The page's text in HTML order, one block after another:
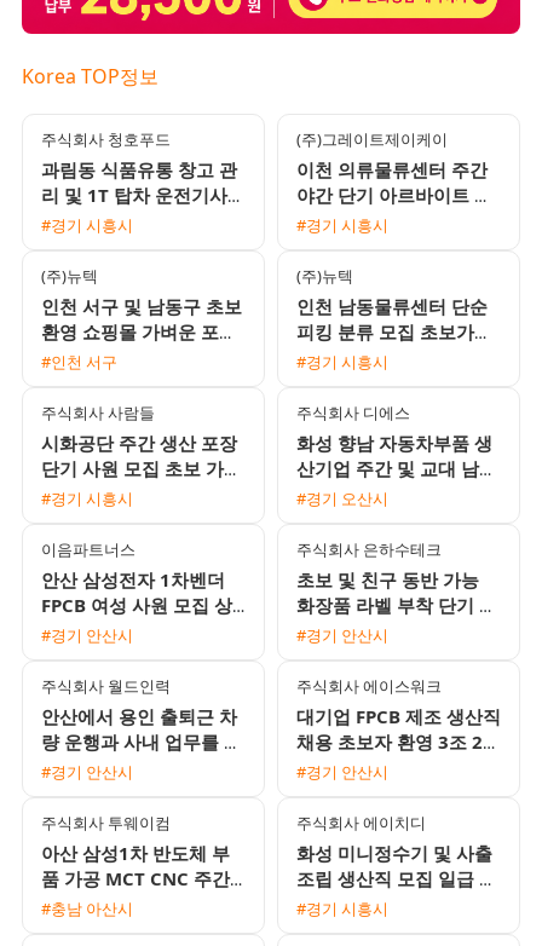
Korea TOP정보
주식회사 청호푸드
과림동 식품유통 창고 관
리 및 1T 탑차 운전기사
채용
#경기 시흥시
(주)그레이트제이케이
이천 의류물류센터 주간
야간 단기 아르바이트 모
집
#경기 시흥시
(주)뉴텍
인천 서구 및 남동구 초보
환영 쇼핑몰 가벼운 포장
및 라벨 부착 단순 업무
#인천 서구
(주)뉴텍
인천 남동물류센터 단순
피킹 분류 모집 초보가능
익일지급 프로모션 진행
#경기 시흥시
주식회사 사람들
시화공단 주간 생산 포장
단기 사원 모집 초보 가능
통근버스 운행
#경기 시흥시
주식회사 디에스
화성 향남 자동차부품 생
산기업 주간 및 교대 남녀
사원 모집 통근버스 및 유
#경기 오산시
이음파트너스
안산 삼성전자 1차벤더
FPCB 여성 사원 모집 상
여금 300프로 및 다양한
#경기 안산시
주식회사 은하수테크
초보 및 친구 동반 가능
화장품 라벨 부착 단기 장
기 사원 모집
#경기 안산시
주식회사 월드인력
안산에서 용인 출퇴근 차
량 운행과 사내 업무를 병
행할 대형면허 소지자를
#경기 안산시
주식회사 에이스워크
대기업 FPCB 제조 생산직
채용 초보자 환영 3조 2교
대 및 통근버스 운행
#경기 안산시
주식회사 투웨이컴
아산 삼성1차 반도체 부
품 가공 MCT CNC 주간
및 2교대 모집 무료 기숙
#충남 아산시
주식회사 에이치디
화성 미니정수기 및 사출
조립 생산직 모집 일급 주
급 익일지급 통근버스 운
#경기 시흥시